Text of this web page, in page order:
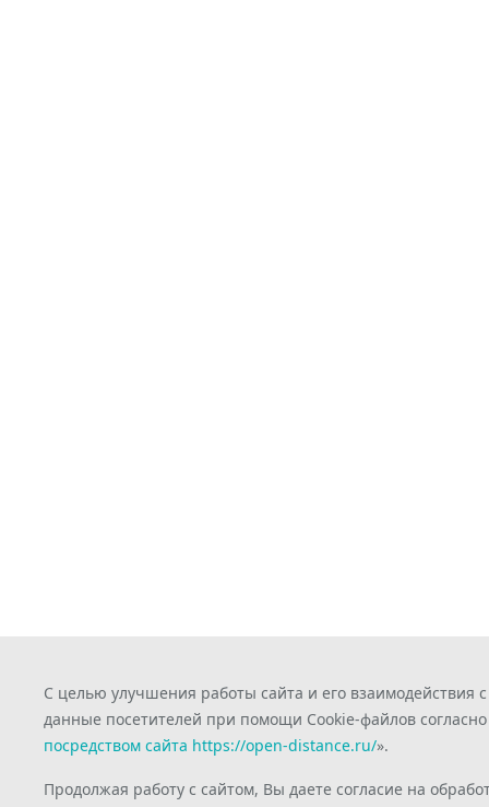
С целью улучшения работы сайта и его
данные посетителей при помощи Cookie-файлов согласно
посредством сайта https://open-distance.ru/».
Продолжая работу с сайтом, Вы даете согласие на